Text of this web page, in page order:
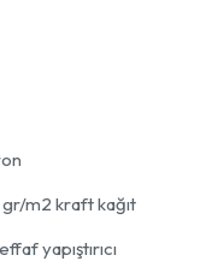
gr/m2 kraft kağıt
yapıştırıcı